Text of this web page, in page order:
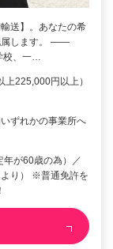
送】。あなたの希
属します。 ――
、一…
225,000円以上）
ずれかの事業所へ
年が60歳の為）／
り） ※普通免許を